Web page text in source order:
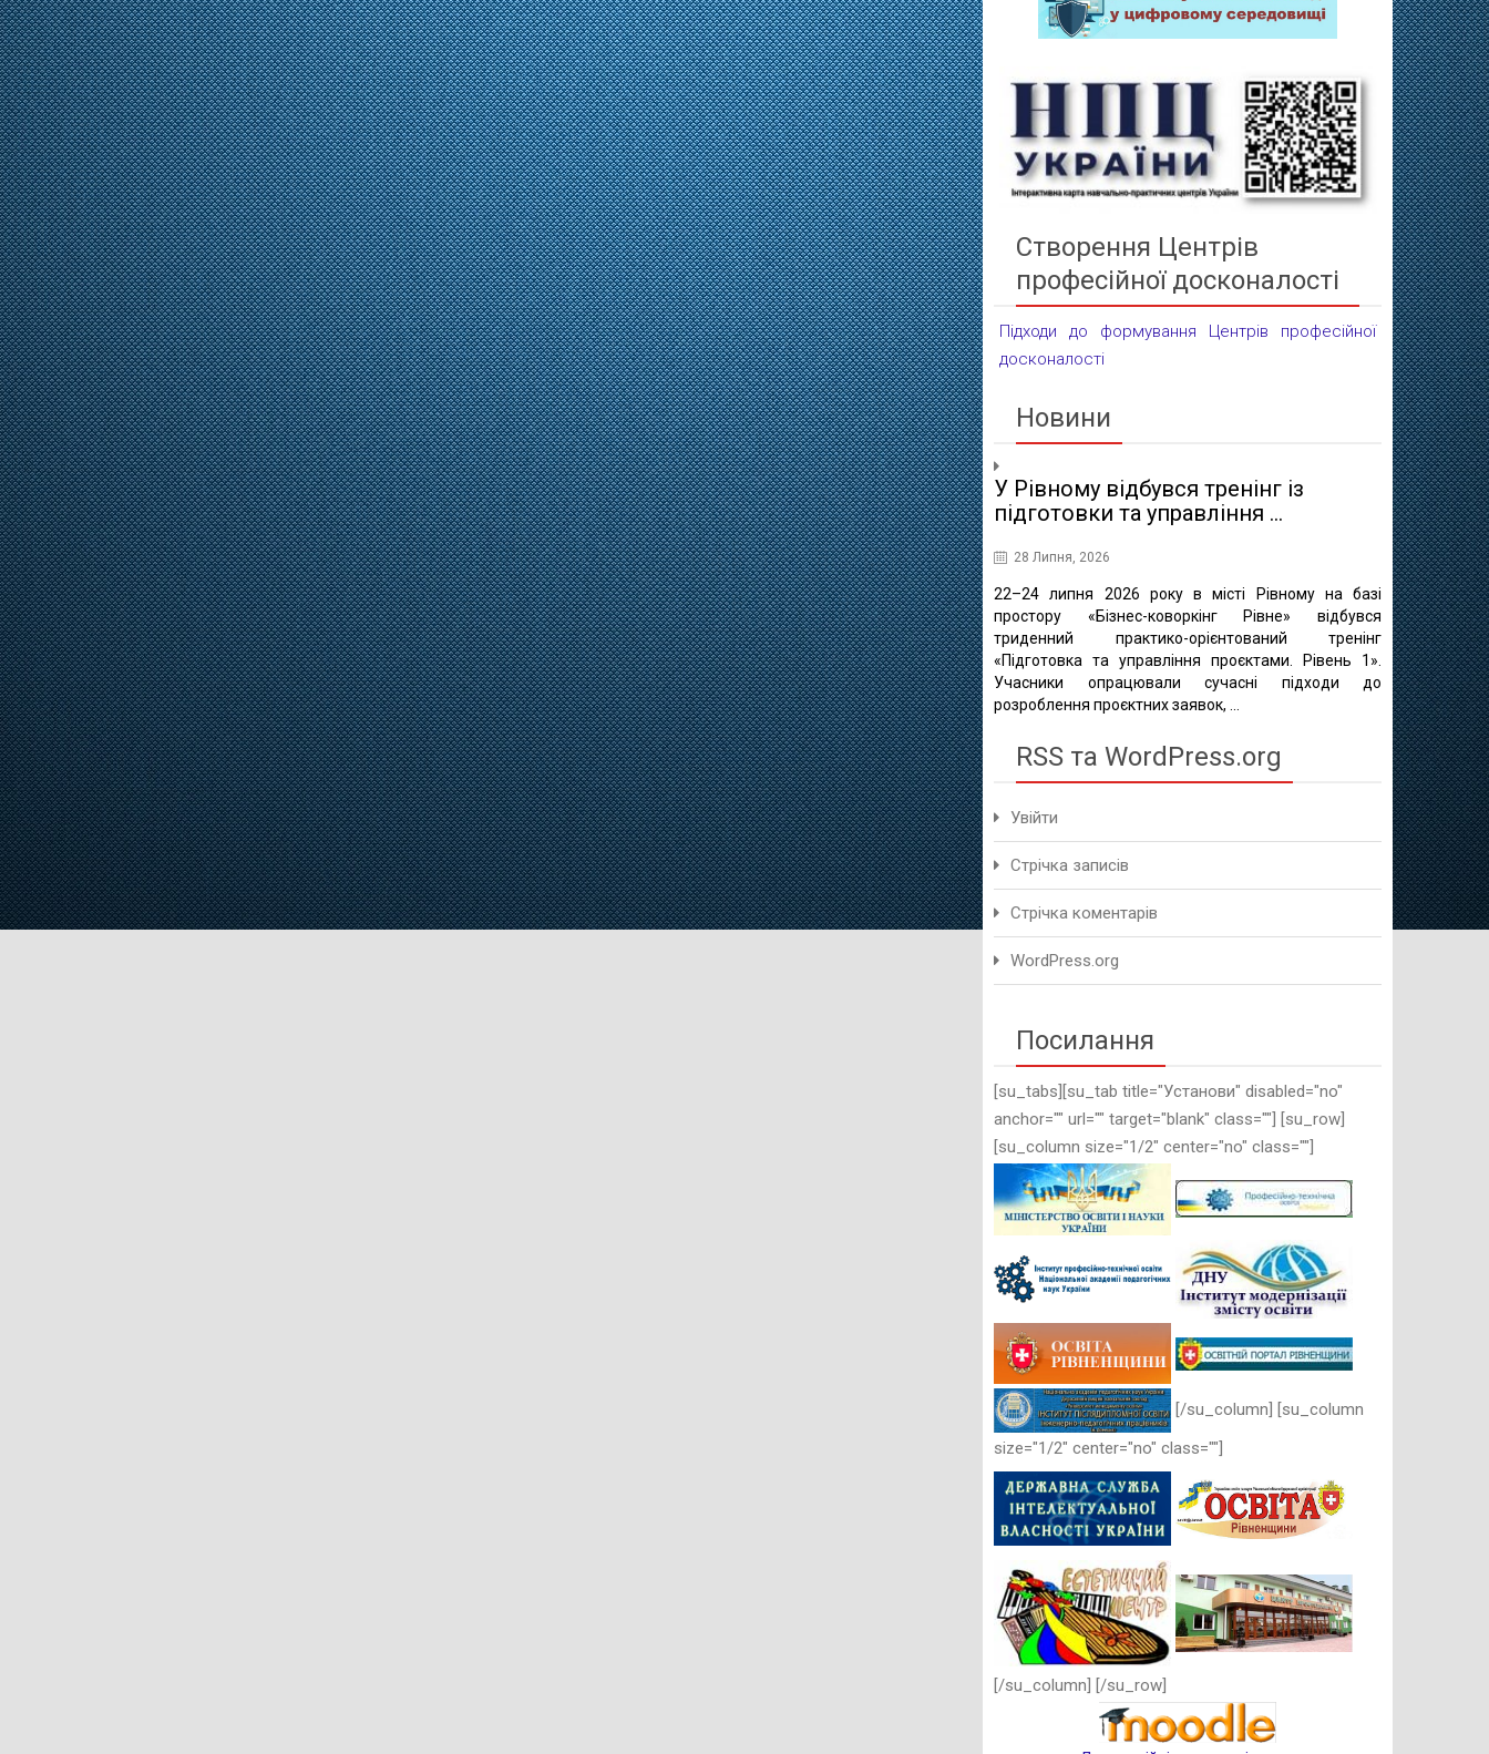
Створення Центрів
професійної досконалості
Підходи до формування Центрів професійної
досконалості
Новини
У Рівному відбувся тренінг із
підготовки та управління ...
28 Липня, 2026
22–24 липня 2026 року в місті Рівному на базі
простору «Бізнес-коворкінг Рівне» відбувся
триденний практико-орієнтований тренінг
«Підготовка та управління проєктами. Рівень 1».
Учасники опрацювали сучасні підходи до
розроблення проєктних заявок, ...
Вступ до
освіти
1 Липня, 2026
або
можуть
на
освіти.
RSS та WordPress.org
Увійти
Стрічка записів
Стрічка коментарів
WordPress.org
Посилання
[su_tabs][su_tab title="Установи" disabled="no"
anchor="" url="" target="blank" class=""] [su_row]
[su_column size="1/2" center="no" class=""]
[/su_column] [su_column
size="1/2" center="no" class=""]
[/su_column] [/su_row]